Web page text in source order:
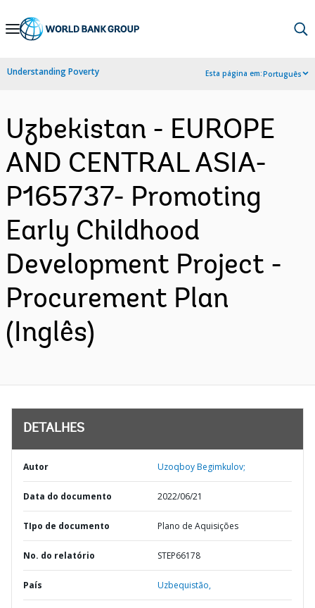
Skip
Navigation
Understanding Poverty Esta página em:Português
Uzbekistan - EUROPE
AND CENTRAL ASIA-
P165737- Promoting
Early Childhood
Development Project -
Procurement Plan
(Inglês)
DETALHES
Autor Uzoqboy Begimkulov;
Data do documento 2022/06/21
TIpo de documento Plano de Aquisições
No. do relatório STEP66178
País Uzbequistão,